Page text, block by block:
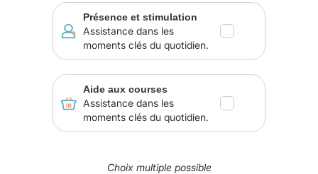
Présence et stimulation
Assistance dans les
moments clés du quotidien.
Aide aux courses
Assistance dans les
moments clés du quotidien.
Choix multiple possible